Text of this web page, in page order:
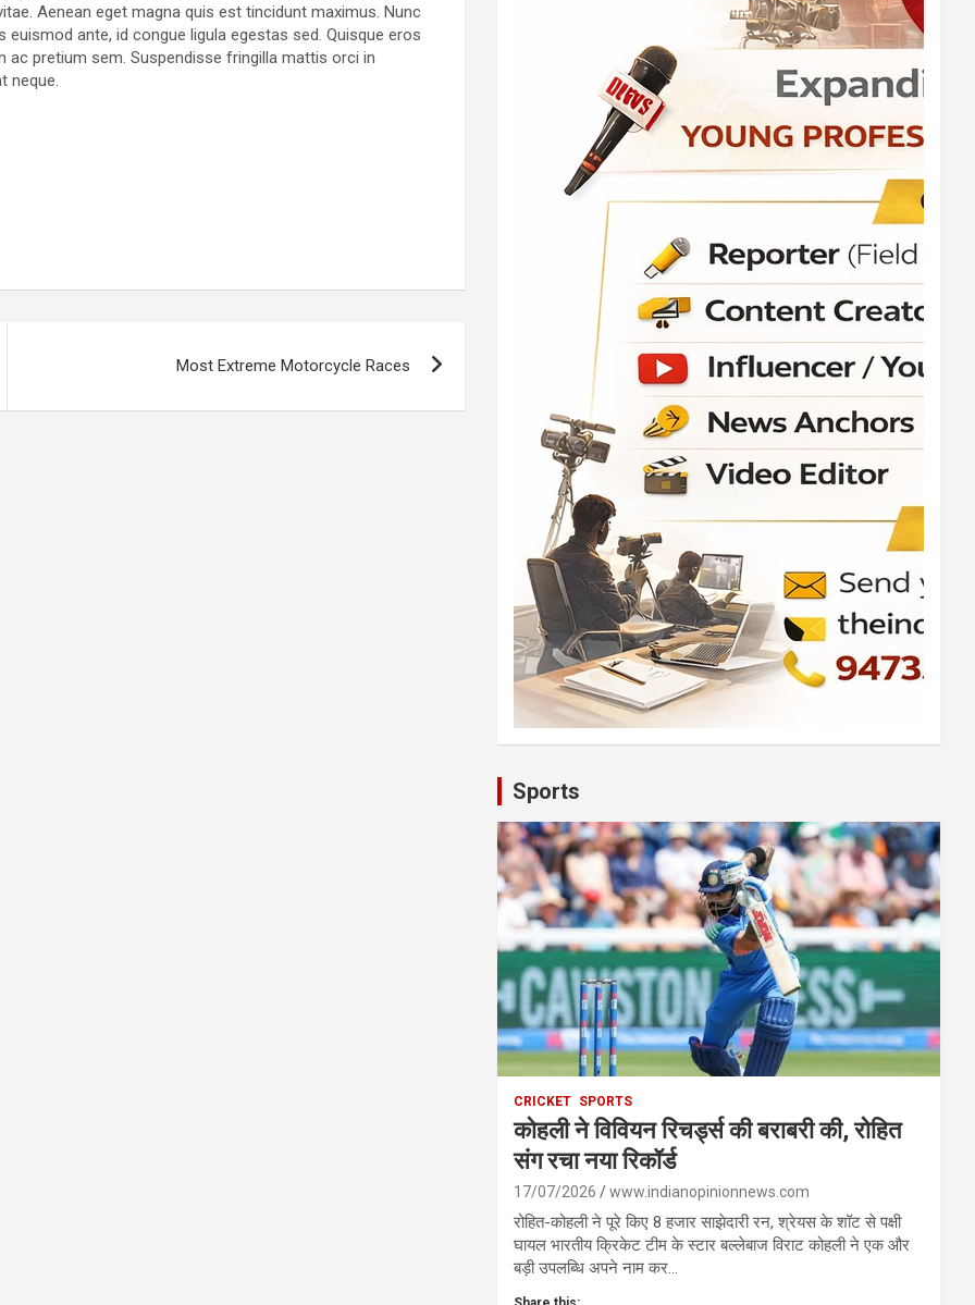
Aenean eget magna quis est tincidunt maximus. Nunc
ante, id congue ligula egestas sed. Quisque eros
ac pretium sem. Suspendisse fringilla mattis orci in
neque.
Most Extreme Motorcycle Races
Sports
CRICKET SPORTS
कोहली ने विवियन रिचर्ड्स की बराबरी की, रोहित
संग रचा नया रिकॉर्ड
17/07/2026 www.indianopinionnews.com
रोहित-कोहली ने पूरे किए 8 हजार साझेदारी रन, श्रेयस के शॉट से पक्षी
घायल भारतीय क्रिकेट टीम के स्टार बल्लेबाज विराट कोहली ने एक और
बड़ी उपलब्धि अपने नाम कर…